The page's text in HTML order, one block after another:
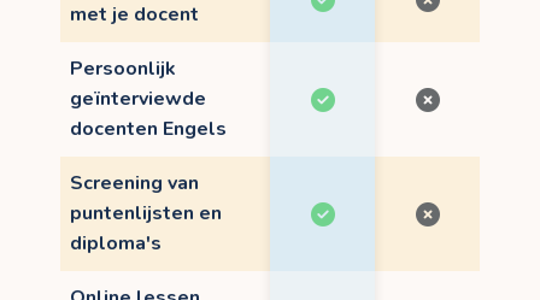
met je docent
Persoonlijk
geïnterviewde
docenten Engels
Screening van
puntenlijsten en
diploma's